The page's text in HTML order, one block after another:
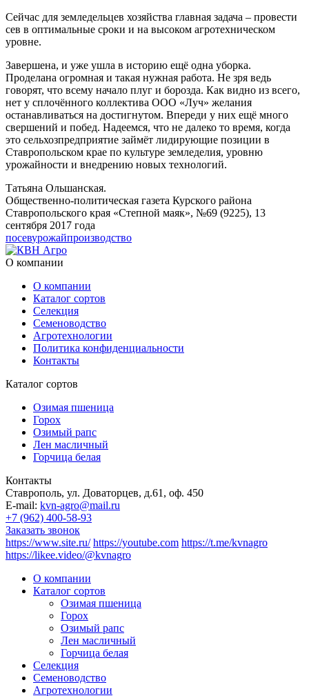
Сейчас для земледельцев хозяйства главная задача – провести
сев в оптимальные сроки и на высоком агротехническом
уровне.
Завершена, и уже ушла в историю ещё одна уборка.
Проделана огромная и такая нужная работа. Не зря ведь
говорят, что всему начало плуг и борозда. Как видно из всего,
нет у сплочённого коллектива ООО «Луч» желания
останавливаться на достигнутом. Впереди у них ещё много
свершений и побед. Надеемся, что не далеко то время, когда
это сельхозпредприятие займёт лидирующие позиции в
Ставропольском крае по культуре земледелия, уровню
урожайности и внедрению новых технологий.
Татьяна Ольшанская.
Общественно-политическая газета Курского района
Ставропольского края «Степной маяк», №69 (9225), 13
сентября 2017 года
посевурожайпроизводство
О компании
О компании
Каталог сортов
Селекция
Семеноводство
Агротехнологии
Политика конфиденциальности
Контакты
Каталог сортов
Озимая пшеница
Горох
Озимый рапс
Лен масличный
Горчица белая
Контакты
Ставрополь, ул. Доваторцев, д.61, оф. 450
E-mail: kvn-agro@mail.ru
+7 (962) 400-58-93
Заказать звонок
https://www.site.ru/ https://youtube.com https://t.me/kvnagro
https://likee.video/@kvnagro
О компании
Каталог сортов
Озимая пшеница
Горох
Озимый рапс
Лен масличный
Горчица белая
Селекция
Семеноводство
Агротехнологии